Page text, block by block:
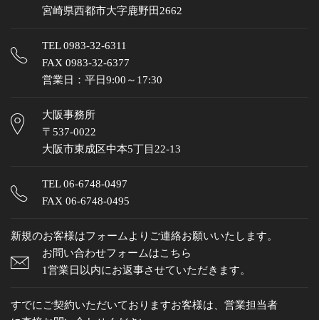
宮崎県西都市大字鹿野田2662
TEL0983-32-6311
FAX 0983-32-6377
営業日：平日9:00～17:30
大阪事務所
〒537-0022
大阪市東成区中本5丁目22-13
TEL06-6748-0497
FAX 06-6748-0495
新規のお客様はフォームよりご連絡お願いいたします。
お問い合わせフォームはこちら
1営業日以内にお返事させていただきます。
すでにご契約いただいておりますお客様は、営業担当者